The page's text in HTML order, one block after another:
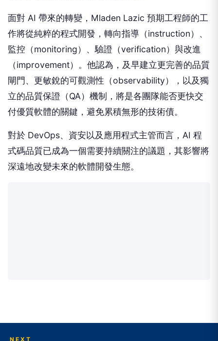
面對 AI 帶來的轉變，Mladen Lazic 預期工程師的工
作將從純粹的程式開發，轉向指導（instruction）、
監控（monitoring）、驗證（verification）與改進
（improvement）。他認為，及早建立更完善的品質
閘門、更敏銳的可觀測性（observability），以及獨
立的品質保證（QA）機制，將是各團隊能否更快交
付優質軟體的關鍵，避免累積無形的技術債。
對於 DevOps、資安以及應用程式主管而言，AI 程
式碼品質已成為一個需要持續關注的議題，其影響將
深遠地改變未來的軟體開發生態。
NEXT